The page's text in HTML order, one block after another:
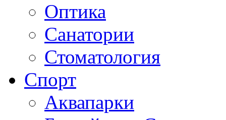
Оптика
Санатории
Стоматология
Спорт
Аквапарки